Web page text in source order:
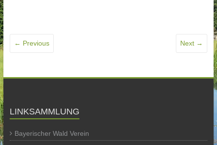
← Previous Next →
LINKSAMMLUNG
Bayerischer Wald Verein